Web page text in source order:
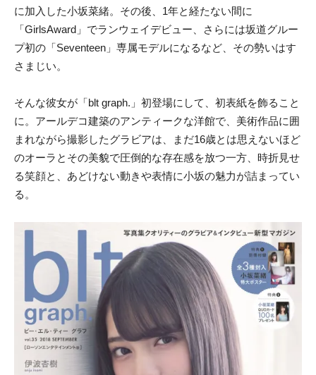
に加入した小坂菜緒。その後、1年と経たない間に
「GirlsAward」 でランウェイデビュー、さらには坂道グルー
プ初の「Seventeen」 専属モデルになるなど、その勢いはす
さまじい。
そんな彼女が「blt graph.」初登場にして、初表紙を飾ること
に。アールデコ建築のアンティークな洋館で、美術作品に囲
まれながら撮影したグラビアは、まだ16歳とは思えないほど
のオーラとその美貌で圧倒的な存在感を放つ一方、時折見せ
る笑顔と、あどけない動きや表情に小坂の魅力が詰まってい
る。